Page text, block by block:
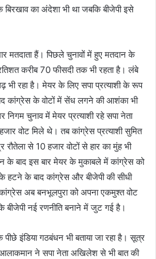
का अंदेशा भी था जबकि बीजेपी इसे
मतदाता हैं। पिछले चुनावों में हुए मतदान के
करीब 70 फीसदी तक भी रहता है। लंबे
रहा है। मेयर के लिए सपा प्रत्याशी के रूप
कांग्रेस के वोटों में सेंध लगने की आशंका भी
चुनाव में मेयर प्रत्याशी रहे सपा नेता
वोट मिले थे। तब कांग्रेस प्रत्याशी सुमित
रौतेला से 10 हजार वोटों से हार का मुंह भी
के बाद इस बार मेयर के मुकाबले में कांग्रेस को
के बाद कांग्रेस और बीजेपी की सीधी
अब बनभूलपुरा को अपना एकमुश्त वोट
नई रणनीति बनाने में जुट गई है।
इंडिया गठबंधन भी बताया जा रहा है। सूत्र
ने सपा नेता अखिलेश से भी बात की